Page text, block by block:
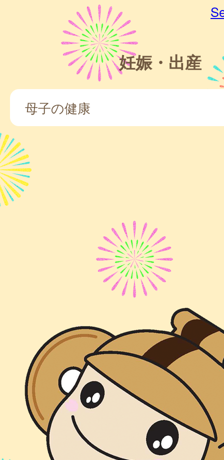
妊娠・出産
母子の健康